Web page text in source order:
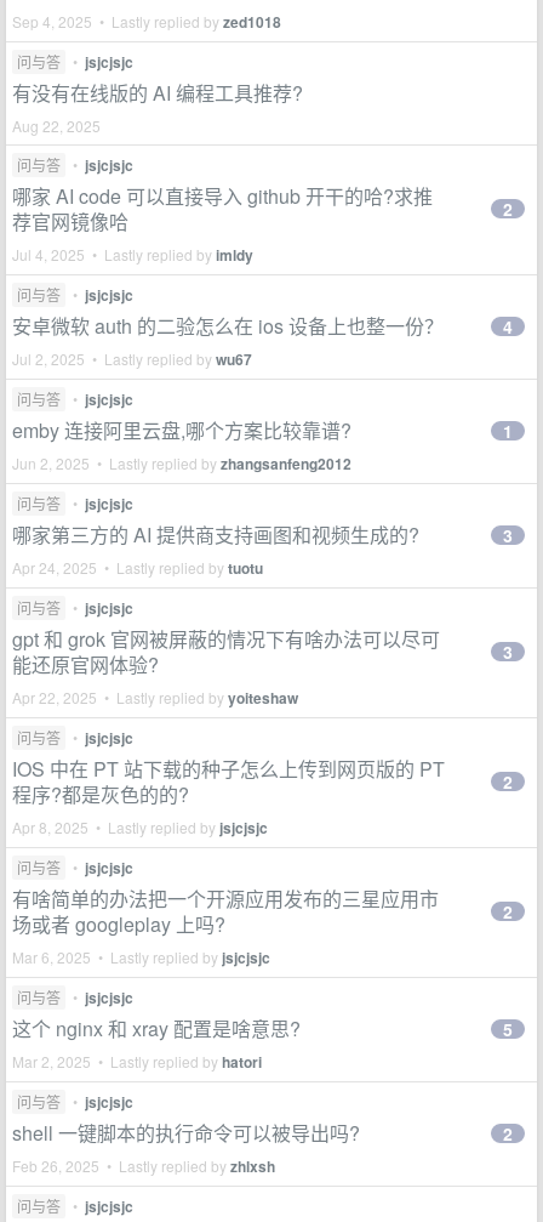
Sep 4, 2025 • Lastly replied byzed1018
问与答 • jsjcjsjc
有没有在线版的 AI 编程工具推荐?
Aug 22, 2025
问与答
• jsjcjsjc
哪家 AI code 可以直接导入 github 开干的哈?求推
荐官网镜像哈
Jul 4, 2025 • Lastly replied byimldy
2
问与答 • jsjcjsjc
安卓微软 auth 的二验怎么在 ios 设备上也整一份？
Jul 2, 2025 • Lastly replied bywu67
4
问与答 • jsjcjsjc
emby 连接阿里云盘,哪个方案比较靠谱?
Jun 2, 2025 • Lastly replied byzhangsanfeng2012
1
问与答 • jsjcjsjc
哪家第三方的 AI 提供商支持画图和视频生成的?
Apr 24, 2025 • Lastly replied bytuotu
3
问与答 • jsjcjsjc
gpt 和 grok 官网被屏蔽的情况下有啥办法可以尽可
能还原官网体验?
Apr 22, 2025 • Lastly replied byyoiteshaw
3
问与答 • jsjcjsjc
IOS 中在 PT 站下载的种子怎么上传到网页版的 PT
程序?都是灰色的的?
Apr 8, 2025 • Lastly replied by jsjcjsjc
2
问与答 • jsjcjsjc
有啥简单的办法把一个开源应用发布的三星应用市
场或者 googleplay 上吗?
Mar 6, 2025 • Lastly replied by jsjcjsjc
2
问与答 • jsjcjsjc
这个 nginx 和 xray 配置是啥意思?
Mar 2, 2025 • Lastly replied byhatori
5
问与答 • jsjcjsjc
shell 一键脚本的执行命令可以被导出吗?
Feb 26, 2025 • Lastly replied byzhlxsh
2
问与答 • jsjcjsjc